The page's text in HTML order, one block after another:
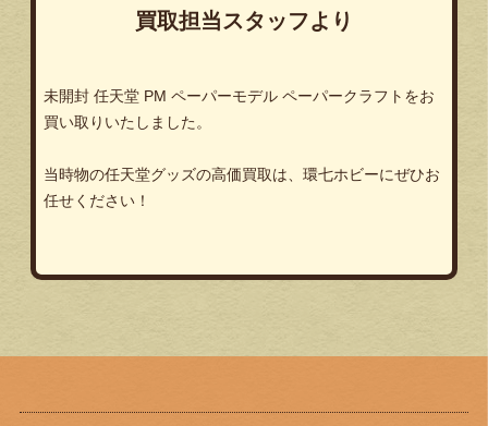
買取担当スタッフより
未開封 任天堂 PM ペーパーモデル ペーパークラフトをお
買い取りいたしました。
当時物の任天堂グッズの高価買取は、環七ホビーにぜひお
任せください！